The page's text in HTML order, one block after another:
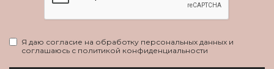
Я даю согласие на обработку персональных данных и
соглашаюсь с политикой конфиденциальности